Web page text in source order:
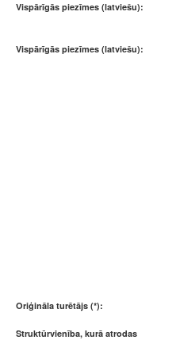
Vispārīgās piezīmes (latviešu):
Vispārīgās piezīmes (latviešu):
Oriģināla turētājs (*):
Struktūrvienība, kurā atrodas